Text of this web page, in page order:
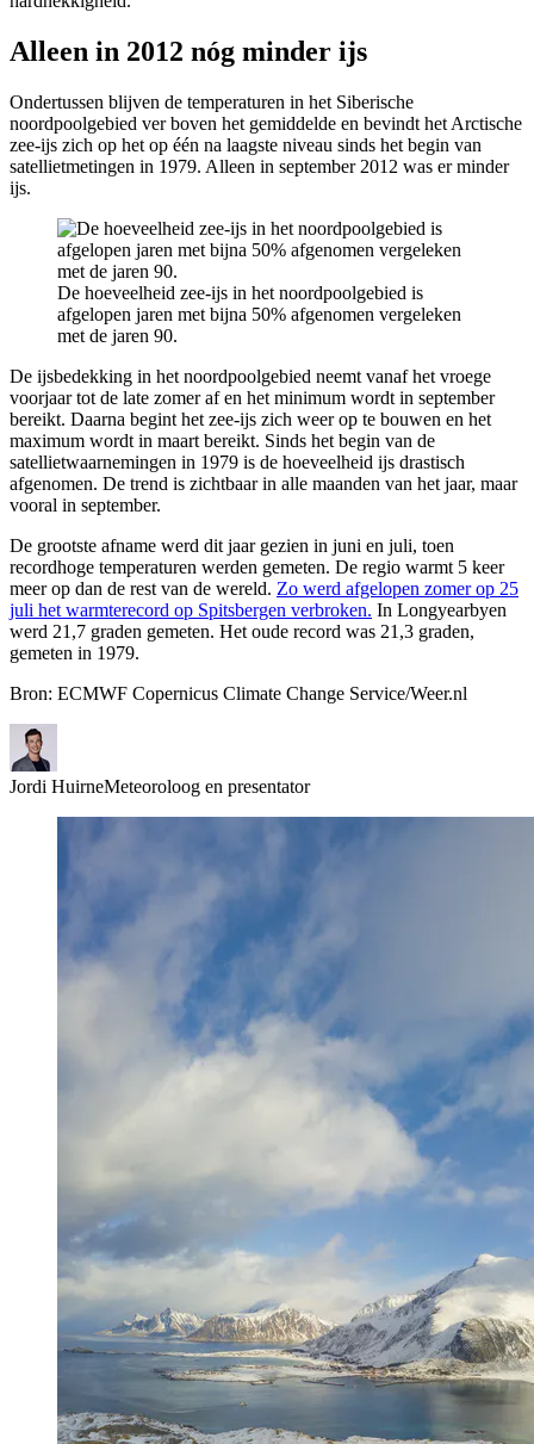
Alleen in 2012 nóg minder ijs
Ondertussen blijven de temperaturen in het Siberische
noordpoolgebied ver boven het gemiddelde en bevindt het Arctische
zee-ijs zich op het op één na laagste niveau sinds het begin van
satellietmetingen in 1979. Alleen in september 2012 was er minder
ijs.
De hoeveelheid zee-ijs in het noordpoolgebied is
afgelopen jaren met bijna 50% afgenomen vergeleken
met de jaren 90.
De ijsbedekking in het noordpoolgebied neemt vanaf het vroege
voorjaar tot de late zomer af en het minimum wordt in september
bereikt. Daarna begint het zee-ijs zich weer op te bouwen en het
maximum wordt in maart bereikt. Sinds het begin van de
satellietwaarnemingen in 1979 is de hoeveelheid ijs drastisch
afgenomen. De trend is zichtbaar in alle maanden van het jaar, maar
vooral in september.
De grootste afname werd dit jaar gezien in juni en juli, toen
recordhoge temperaturen werden gemeten. De regio warmt 5 keer
meer op dan de rest van de wereld. Zo werd afgelopen zomer op 25
juli het warmterecord op Spitsbergen verbroken. In Longyearbyen
werd 21,7 graden gemeten. Het oude record was 21,3 graden,
gemeten in 1979.
Bron: ECMWF Copernicus Climate Change Service/Weer.nl
Jordi HuirneMeteoroloog en presentator